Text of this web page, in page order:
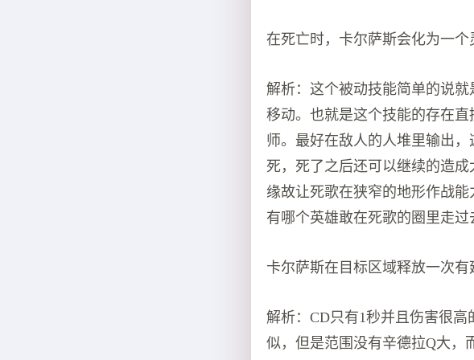
在死亡时，卡尔萨斯会化为一个
解析：这个被动技能简单的说
移动。也就是这个技能的存在
师。最好在敌人的人堆里输出
死，死了之后还可以继续的造
缘故让死歌在狭窄的地形作战
有哪个英雄敢在死歌的圈里走过
卡尔萨斯在目标区域释放一次有
解析：CD只有1秒并且伤害很
似，但是范围没有辛德拉Q大，